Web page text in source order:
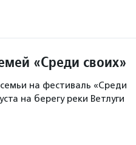
«Среди своих»
на фестиваль «Среди
на берегу реки Ветлуги